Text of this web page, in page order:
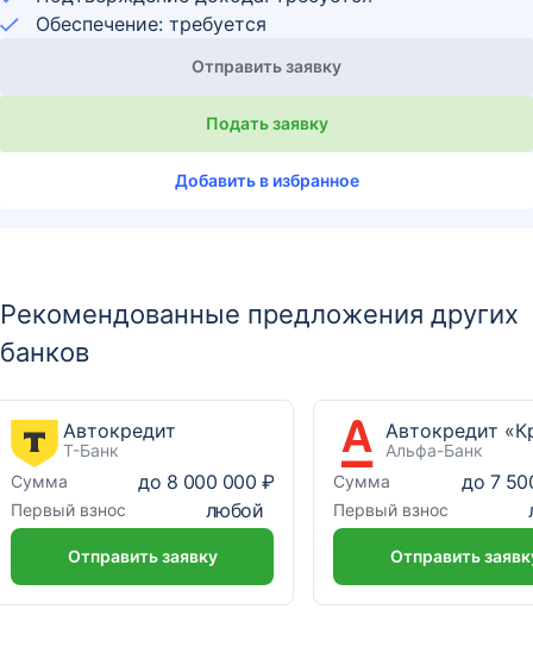
Добавить в избранное
Обеспечение: требуется
Отправить заявку
Подать заявку
Рекомендованные предложения других
банков
Автокредит
Т-Банк
Сумма
до 8 000 000 ₽
Первый взнос любой
Отправить заявку
Альфа-Банк
Сумма
до 7
Первый взнос
Отправить